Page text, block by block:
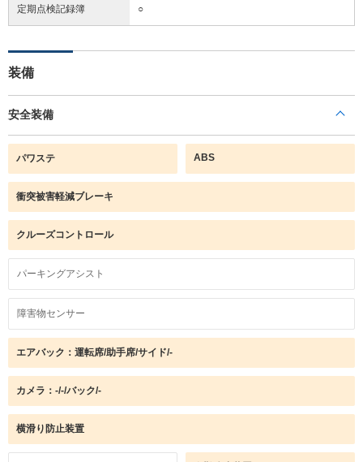
定期点検記録簿 ○
装備
安全装備
パワステ ABS
衝突被害軽減ブレーキ
クルーズコントロール
パーキングアシスト
障害物センサー
エアバック：運転席/助手席/サイド/-
カメラ：-/-/バック/-
横滑り防止装置